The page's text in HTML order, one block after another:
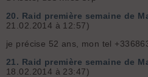
20. Raid première semaine de
21.02.2014 à 12:57)
je précise 52 ans, mon tel
21. Raid première semaine de
18.02.2014 à 23:47)